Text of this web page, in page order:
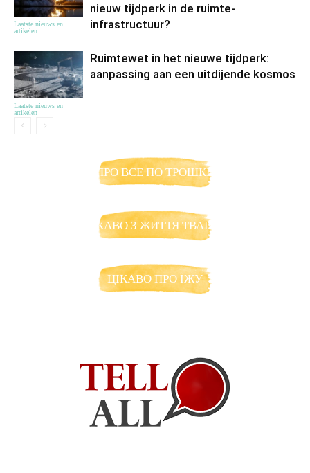
Laatste nieuws en
artikelen
nieuw tijdperk in de ruimte-
infrastructuur?
Laatste nieuws en
artikelen
Ruimtewet in het nieuwe tijdperk:
aanpassing aan een uitdijende kosmos
ПРО ВСЕ ПО ТРОШКИ
ЦІКАВО З ЖИТТЯ ТВАРИН
ЦІКАВО ПРО ЇЖУ